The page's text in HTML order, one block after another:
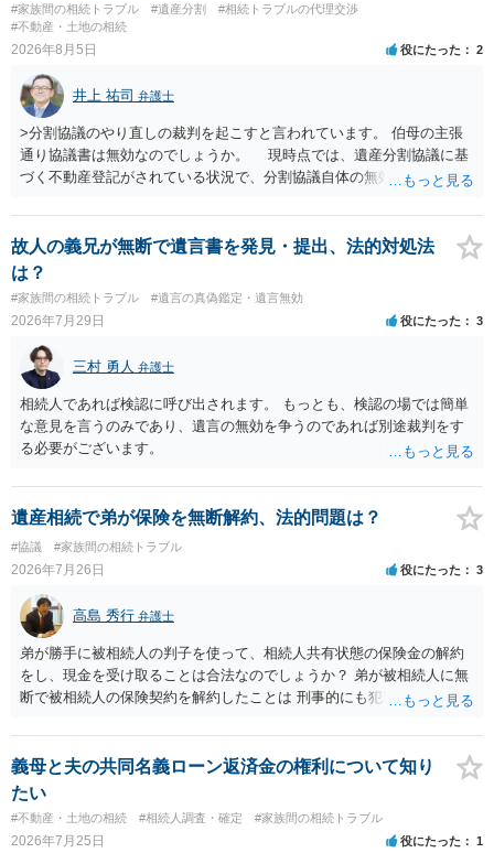
#家族間の相続トラブル #遺産分割
#相続トラブルの代理交渉
#不動産・土地の相続
2026年8月5日 役にたった 2
井上 祐司 弁護士
>分割協議のやり直しの裁判を起こすと言われています。 伯母の主張
通り協議書は無効なのでしょうか。 現時点では、遺産分割協議に基
づく不動産登記がされている状況で、分割協議自体の無効を裁判所が
方の訴訟の主張及び立証次第ですが、 ・御祖母様の認知能力に関する
医師の意見書、筆跡鑑定 が提出されればその効力が否定される可能性
はありますが、 ・伯母様自身が分割協議に加わっていること ・御祖母
様の意に反する遺産分割協議を行う実益が誰にあったかの立証が困難
であること からすると、実際に遺産分割協議の効力が否定される可能
性はそれほど高くない（立証のハードルは非常に高い）ということが
言えると思います。
故人の義兄が無断で遺言書を発見・提出、法的対処法
は？
#家族間の相続トラブル #遺言の真偽鑑定・遺言無効
2026年7月29日 役にたった 3
三村 勇人 弁護士
相続人であれば検認に呼び出されます。 もっとも、検認の場では簡単
な意見を言うのみであり、遺言の無効を争うのであれば別途裁判をす
る必要がございます。
遺産相続で弟が保険を無断解約、法的問題は？
#協議 #家族間の相続トラブル
2026年7月26日 役にたった 3
高島 秀行 弁護士
弟が勝手に被相続人の判子を使って、相続人共有状態の保険金の解約
をし、現金を受け取ることは合法なのでしょうか？ 弟が被相続人に無
断で被相続人の保険契約を解約したことは 刑事的にも犯罪となる可能
された書類のコピーを取得して、弁護士に面談で詳しい事情を話して
相談 されたら良いと思います。
義母と夫の共同名義ローン返済金の権利について知り
たい
#不動産・土地の相続 #相続人調査・確定 #家族間の相続トラブル
2026年7月25日 役にたった 1